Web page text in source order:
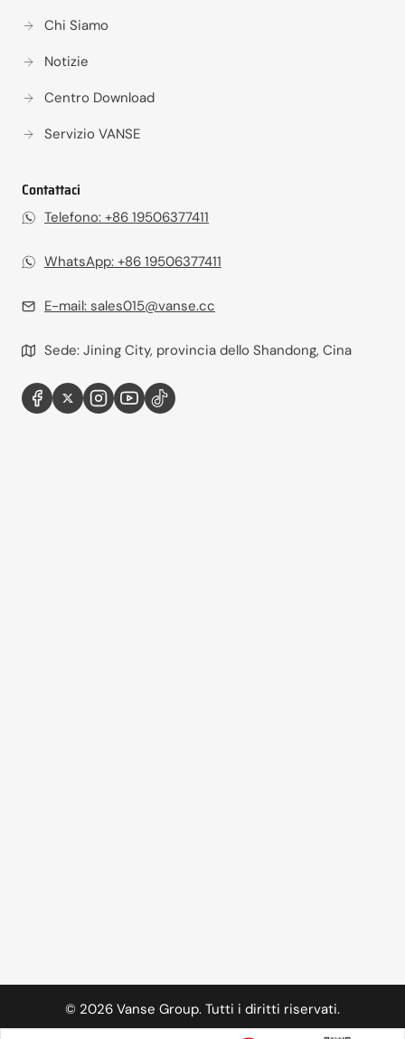
Chi Siamo
Notizie
Centro Download
Servizio VANSE
Contattaci
Telefono: +86 19506377411
WhatsApp: +86 19506377411
E-mail: sales015@vanse.cc
Sede: Jining City, provincia dello Shandong, Cina
© 2026 Vanse Group. Tutti i diritti riservati.